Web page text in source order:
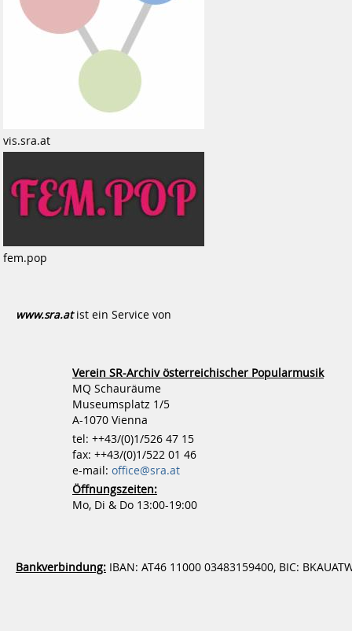
vis.sra.at
fem.pop
www.sra.at ist ein Service von
Verein SR-Archiv österreichischer Popularmusik
MQ Schauräume
Museumsplatz 1/5
A-1070 Vienna
tel: ++43/(0)1/526 47 15
fax: ++43/(0)1/522 01 46
e-mail: office@sra.at
Öffnungszeiten:
Mo, Di & Do 13:00-19:00
Bankverbindung: IBAN: AT46 11000 03483159400, BIC: